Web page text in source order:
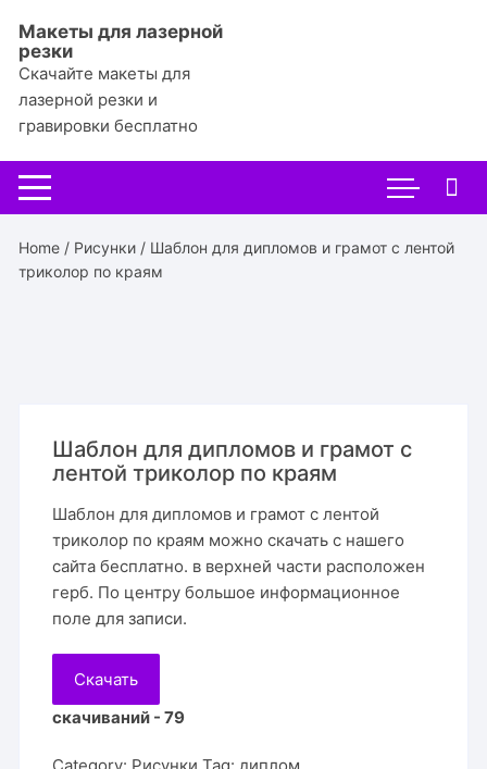
содержимому
Макеты для лазерной
резки
Скачайте макеты для
лазерной резки и
гравировки бесплатно
Home / Рисунки / Шаблон для дипломов и грамот с лентой
триколор по краям
Шаблон для дипломов и грамот с
лентой триколор по краям
Шаблон для дипломов и грамот с лентой
триколор по краям можно скачать с нашего
сайта бесплатно. в верхней части расположен
герб. По центру большое информационное
поле для записи.
Скачать
скачиваний - 79